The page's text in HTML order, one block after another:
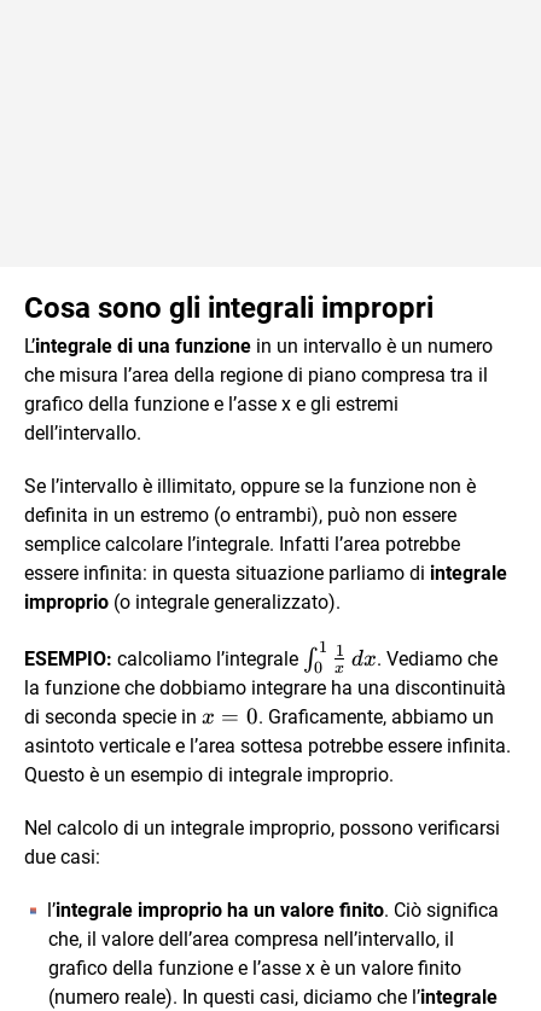
Cosa sono gli integrali impropri
L’integrale di una funzione in un intervallo è un numero
che misura l’area della regione di piano compresa tra il
grafico della funzione e l’asse x e gli estremi
dell’intervallo.
Se l’intervallo è illimitato, oppure se la funzione non è
definita in un estremo (o entrambi), può non essere
semplice calcolare l’integrale. Infatti l’area potrebbe
essere infinita: in questa situazione parliamo di integrale
improprio (o integrale generalizzato).
ESEMPIO: calcoliamo l’integrale \int_{0}^{1}\frac{1}
{x}\,dx
∫0
1
x
1 dx. Vediamo che
la funzione che dobbiamo integrare ha una discontinuità
di seconda specie in x=0
x = 0. Graficamente, abbiamo un
asintoto verticale e l’area sottesa potrebbe essere infinita.
Questo è un esempio di integrale improprio.
Nel calcolo di un integrale improprio, possono verificarsi
due casi:
l’integrale improprio ha un valore finito. Ciò significa
che, il valore dell’area compresa nell’intervallo, il
grafico della funzione e l’asse x è un valore finito
(numero reale). In questi casi, diciamo che l’integrale